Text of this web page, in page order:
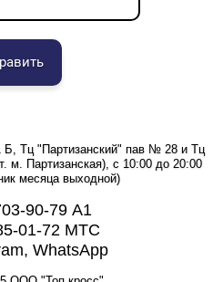
Б, Тц "Партизанский" пав № 28 и Тц
м. Партизанская), с 10:00 до 20:00
месяца выходной)
90-79 А1
01-72 МТС
WhatsApp